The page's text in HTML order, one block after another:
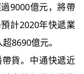
9000億元，將帶
計2020年快遞業
8690億元。
貨。中通快遞近